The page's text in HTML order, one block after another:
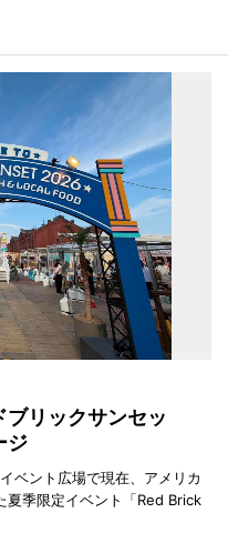
リックサンセッ
ジ
ベント広場で現在、アメリカ
夏季限定イベント「Red Brick